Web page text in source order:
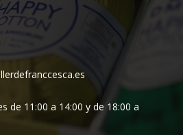
de 11:00 a 14:00 y de 18:00 a